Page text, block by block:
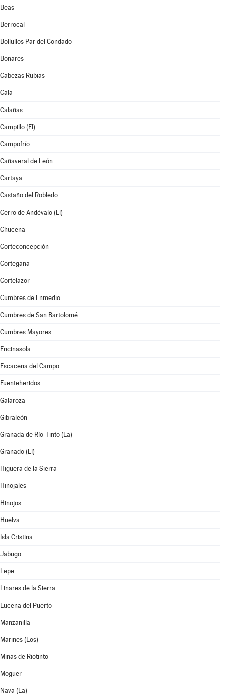
Beas
Berrocal
Bollullos Par del Condado
Bonares
Cabezas Rubias
Cala
Calañas
Campillo (El)
Campofrío
Cañaveral de León
Cartaya
Castaño del Robledo
Cerro de Andévalo (El)
Chucena
Corteconcepción
Cortegana
Cortelazor
Cumbres de Enmedio
Cumbres de San Bartolomé
Cumbres Mayores
Encinasola
Escacena del Campo
Fuenteheridos
Galaroza
Gibraleón
Granada de Río-Tinto (La)
Granado (El)
Higuera de la Sierra
Hinojales
Hinojos
Huelva
Isla Cristina
Jabugo
Lepe
Linares de la Sierra
Lucena del Puerto
Manzanilla
Marines (Los)
Minas de Riotinto
Moguer
Nava (La)